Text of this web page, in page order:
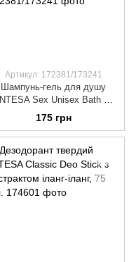
Артикул: 172381/173241
Шампунь-гель для душу
INTESA Sex Unisex Bath &
Shower Shampoo Ambra з
екстрактом амбри, 250 мл.
175 грн